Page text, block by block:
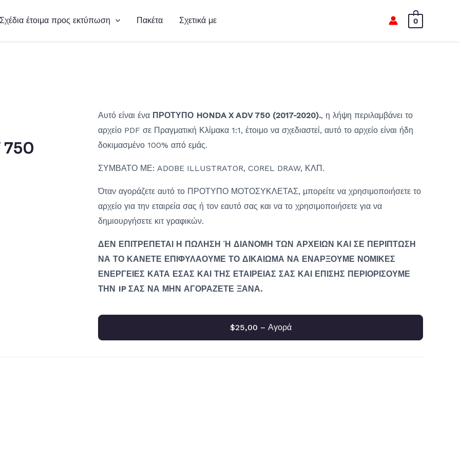
Σχέδια έτοιμα προς εκτύπωση Πακέτα Σχετικά με 0
750
Αυτό είναι ένα ΠΡΟΤΥΠΟ HONDA X ADV 750 (2017-2020)., η λήψη περιλαμβάνει το
αρχείο PDF σε Πραγματική Κλίμακα 1:1, έτοιμο να σχεδιαστεί, αυτό το αρχείο είναι ήδη
δοκιμασμένο 100% από εμάς.
ΣΥΜΒΑΤΟ ΜΕ: ADOBE ILLUSTRATOR, COREL DRAW, ΚΛΠ.
Όταν αγοράζετε αυτό το ΠΡΟΤΥΠΟ ΜΟΤΟΣΥΚΛΕΤΑΣ, μπορείτε να χρησιμοποιήσετε το
αρχείο για την εταιρεία σας ή τον εαυτό σας και να το χρησιμοποιήσετε για να
δημιουργήσετε κιτ γραφικών.
ΔΕΝ ΕΠΙΤΡΕΠΕΤΑΙ Η ΠΩΛΗΣΗ Ή ΔΙΑΝΟΜΗ ΤΩΝ ΑΡΧΕΙΩΝ ΚΑΙ ΣΕ ΠΕΡΙΠΤΩΣΗ
ΝΑ ΤΟ ΚΑΝΕΤΕ ΕΠΙΦΥΛΑΟΥΜΕ ΤΟ ΔΙΚΑΙΩΜΑ ΝΑ ΕΝΑΡΞΟΥΜΕ ΝΟΜΙΚΕΣ
ΕΝΕΡΓΕΙΕΣ ΚΑΤΑ ΕΣΑΣ ΚΑΙ ΤΗΣ ΕΤΑΙΡΕΙΑΣ ΣΑΣ ΚΑΙ ΕΠΙΣΗΣ ΠΕΡΙΟΡΙΣΟΥΜΕ
ΤΗΝ IP ΣΑΣ ΝΑ ΜΗΝ ΑΓΟΡΑΖΕΤΕ ΞΑΝΑ.
$25,00 – Αγορά